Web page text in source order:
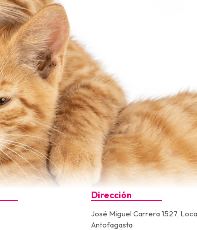
Dirección
José Miguel Carrera 1527,
Antofagasta